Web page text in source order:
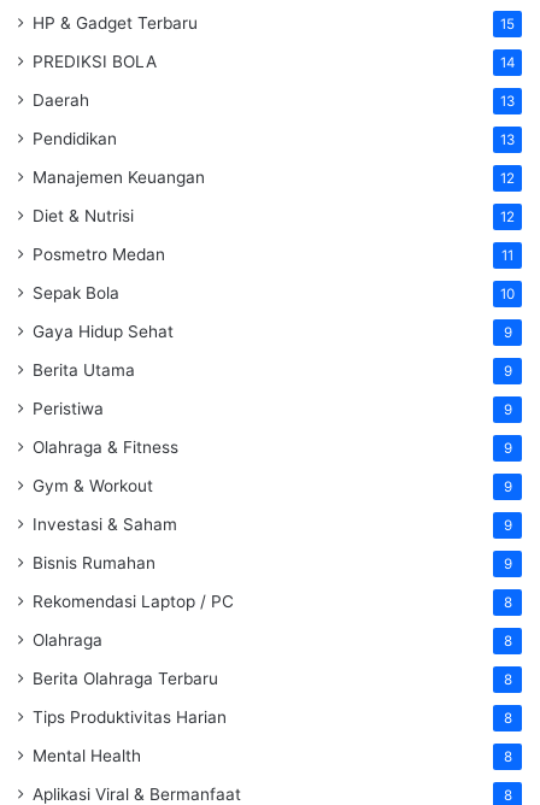
HP & Gadget Terbaru 15
PREDIKSI BOLA 14
Daerah 13
Pendidikan 13
Manajemen Keuangan 12
Diet & Nutrisi 12
Posmetro Medan 11
Sepak Bola 10
Gaya Hidup Sehat 9
Berita Utama 9
Peristiwa 9
Olahraga & Fitness 9
Gym & Workout 9
Investasi & Saham 9
Bisnis Rumahan 9
Rekomendasi Laptop / PC 8
Olahraga 8
Berita Olahraga Terbaru 8
Tips Produktivitas Harian 8
Mental Health 8
Aplikasi Viral & Bermanfaat 8